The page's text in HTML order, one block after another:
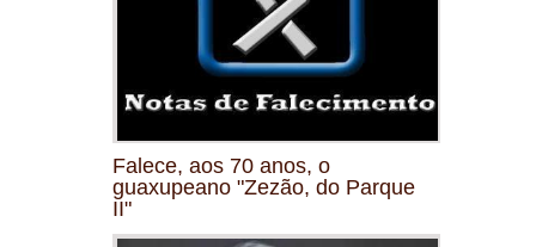
Falece, aos 70 anos, o
guaxupeano "Zezão, do Parque
II"